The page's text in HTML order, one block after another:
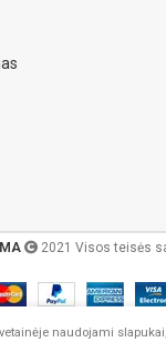
2021 Visos teisės
naudojami